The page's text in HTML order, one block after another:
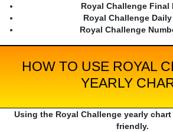
Royal Challenge Final
Royal Challenge
Royal Challenge
HOW TO USE ROYAL
YEARLY
Using the Royal Challenge yearly
friendly.